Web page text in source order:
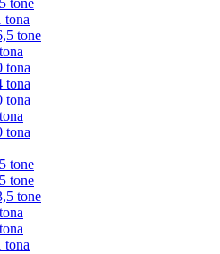
tone
tona
tone
tona
tona
tona
tona
tone
tone
tone
tona